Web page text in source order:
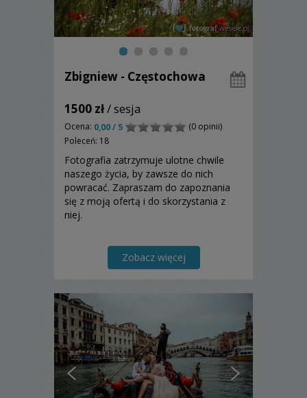
Zbigniew - Częstochowa
1500 zł/ sesja
Ocena: 0,00 / 5
(0 opinii)
Poleceń: 18
Fotografia zatrzymuje ulotne chwile
naszego życia, by zawsze do nich
powracać. Zapraszam do zapoznania
się z moją ofertą i do skorzystania z
niej.
Zobacz więcej